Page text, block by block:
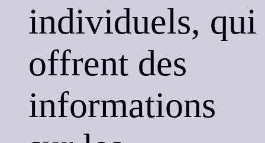
individuels, qui
offrent des
informations